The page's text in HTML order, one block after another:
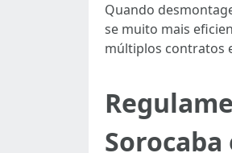
Quando
se muito mais
múltiplos contratos
Sorocaba